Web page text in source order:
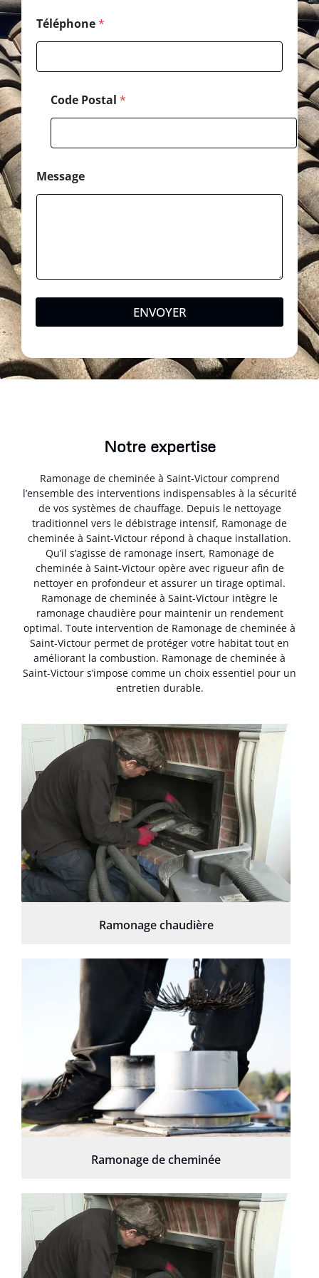
m
Téléphone*
Code Postal *
Message
ENVOYER
Notre expertise
Ramonage de cheminée à Saint-Victour comprend
l’ensemble des interventions indispensables à la sécurité
de vos systèmes de chauffage. Depuis le nettoyage
traditionnel vers le débistrage intensif, Ramonage de
cheminée à Saint-Victour répond à chaque installation.
Qu’il s’agisse de ramonage insert, Ramonage de
cheminée à Saint-Victour opère avec rigueur afin de
nettoyer en profondeur et assurer un tirage optimal.
Ramonage de cheminée à Saint-Victour intègre le
ramonage chaudière pour maintenir un rendement
optimal. Toute intervention de Ramonage de cheminée à
Saint-Victour permet de protéger votre habitat tout en
améliorant la combustion. Ramonage de cheminée à
Saint-Victour s’impose comme un choix essentiel pour un
entretien durable.
Ramonage chaudière
Ramonage de cheminée